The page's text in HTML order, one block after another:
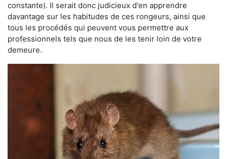
constante). Il serait donc judicieux d'en apprendre
davantage sur les habitudes de ces rongeurs, ainsi que
tous les procédés qui peuvent vous permettre aux
professionnels tels que nous de les tenir loin de votre
demeure.